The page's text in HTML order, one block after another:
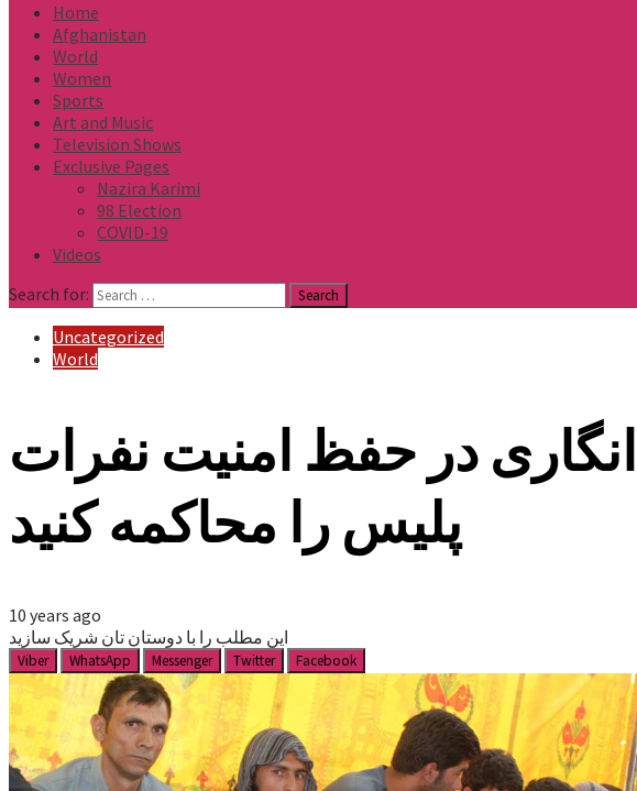
Home
Afghanistan
World
Women
Sports
Art and Music
Television Shows
Exclusive Pages
Nazira Karimi
98 Election
COVID-19
Videos
Search for:
Uncategorized
World
در حفظ امنیت نفرات
پلیس را محاکمه کنید
10 years ago
این مطلب را با دوستان تان شریک سازید
Viber WhatsApp Messenger Twitter Facebook